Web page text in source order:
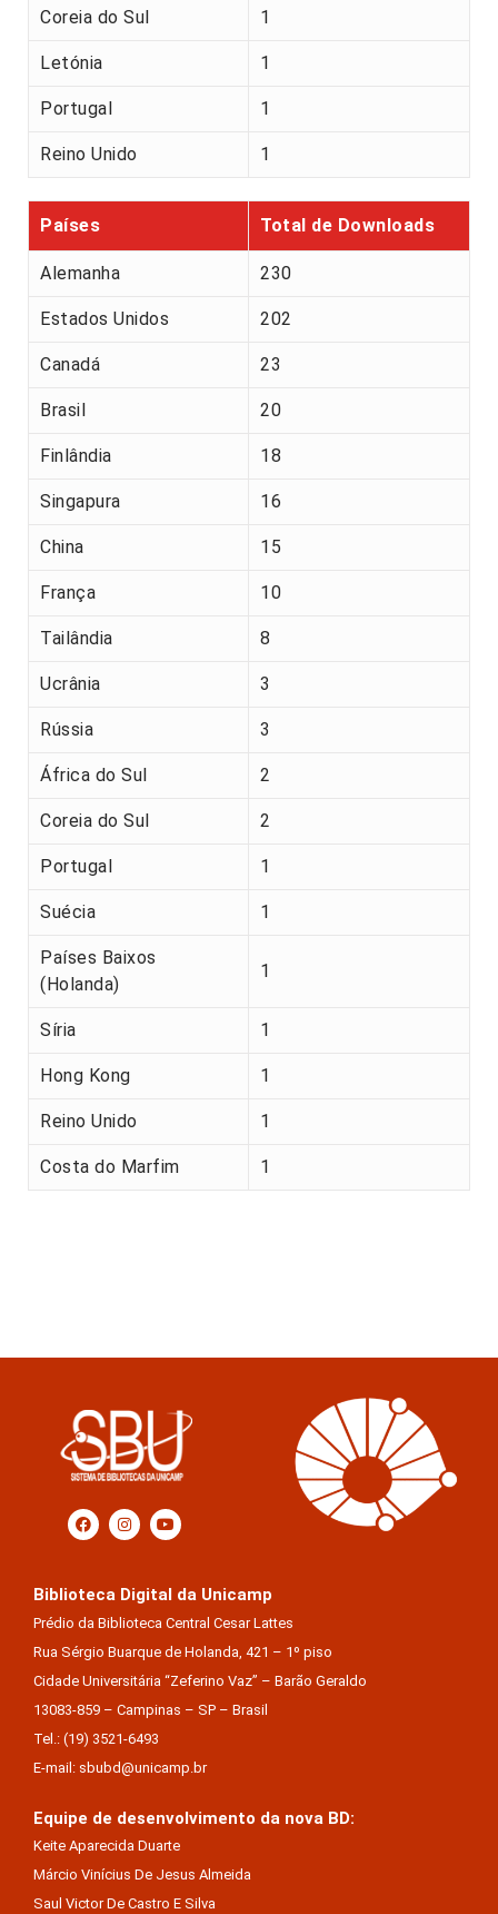
Coreia do Sul 1
Letónia 1
Portugal 1
Reino Unido 1
Países Total de Downloads
Alemanha 230
Estados Unidos 202
Canadá 23
Brasil 20
Finlândia 18
Singapura 16
China 15
França 10
Tailândia 8
Ucrânia 3
Rússia 3
África do Sul 2
Coreia do Sul 2
Portugal 1
Suécia 1
Países Baixos
(Holanda)
1
Síria 1
Hong Kong 1
Reino Unido 1
Costa do Marfim 1
Biblioteca Digital da Unicamp
Prédio da Biblioteca Central Cesar Lattes
Rua Sérgio Buarque de Holanda, 421 – 1º piso
Cidade Universitária “Zeferino Vaz” – Barão Geraldo
13083-859 – Campinas – SP – Brasil
Tel.: (19) 3521-6493
E-mail: sbubd@unicamp.br
Equipe de desenvolvimento da nova BD:
Keite Aparecida Duarte
Márcio Vinícius De Jesus Almeida
Saul Victor De Castro E Silva